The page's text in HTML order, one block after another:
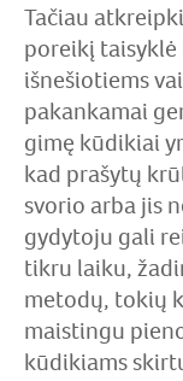
Tačiau
poreikį
išnešiotiems
pakankamai
gimę kūdikiai
kad prašytų
svorio arba jis
gydytoju gali
tikru laiku,
metodų, tokių
maistingu
kūdikiams